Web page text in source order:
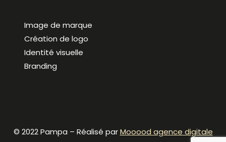
Image de marque
Création de logo
Identité visuelle
Branding
© 2022 Pampa – Réalisé parMooood agence digitale